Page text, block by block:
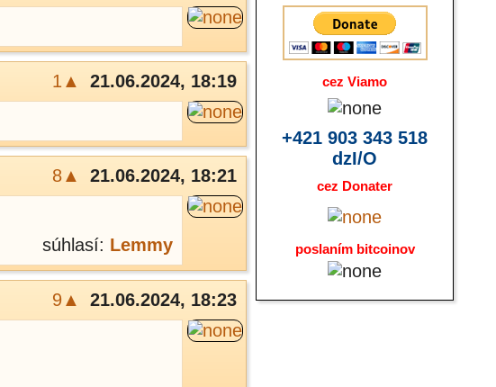
1▲
21.06.2024, 18:19
8▲
21.06.2024, 18:21
súhlasí: Lemmy
9▲
21.06.2024, 18:23
cez Viamo
+421 903 343 518
dzI/O
cez Donater
poslaním bitcoinov